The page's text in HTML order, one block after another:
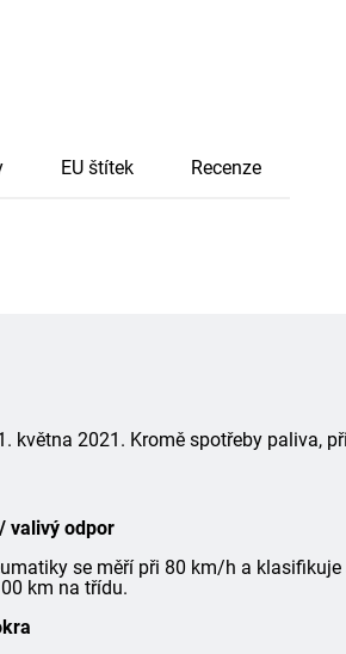
EU štítek Recenze
května 2021. Kromě spotřeby paliva,
valivý odpor
se měří při 80 km/h a
km na třídu.